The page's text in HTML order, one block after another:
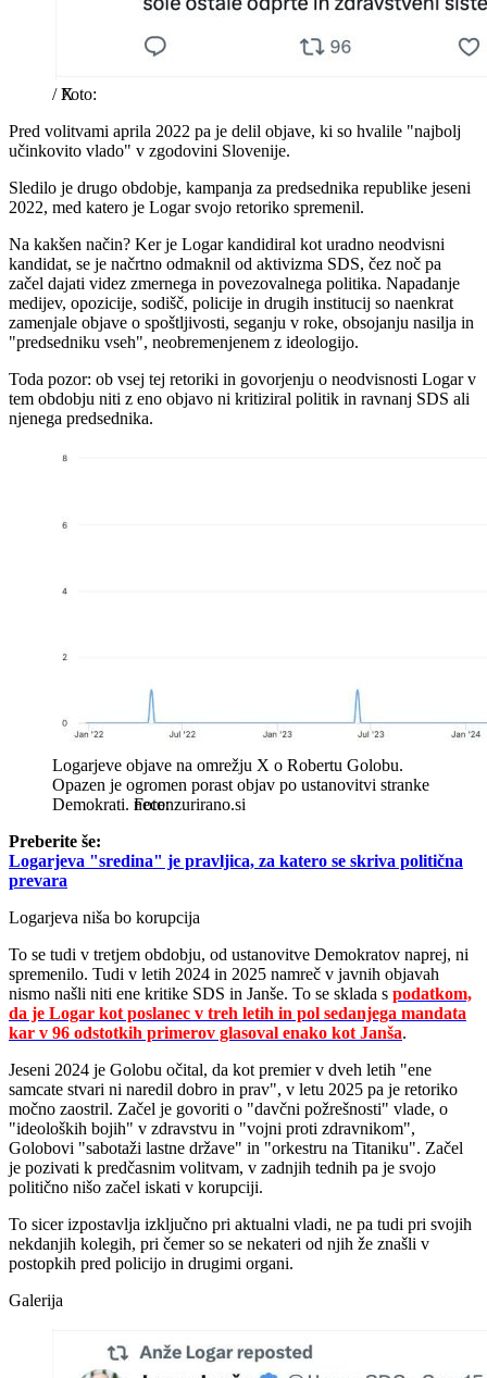
/X
Pred volitvami aprila 2022 pa je delil objave, ki so hvalile "najbolj
učinkovito vlado" v zgodovini Slovenije.
Sledilo je drugo obdobje, kampanja za predsednika republike jeseni
2022, med katero je Logar svojo retoriko spremenil.
Na kakšen način? Ker je Logar kandidiral kot uradno neodvisni
kandidat, se je načrtno odmaknil od aktivizma SDS, čez noč pa
začel dajati videz zmernega in povezovalnega politika. Napadanje
medijev, opozicije, sodišč, policije in drugih institucij so naenkrat
zamenjale objave o spoštljivosti, seganju v roke, obsojanju nasilja in
"predsedniku vseh", neobremenjenem z ideologijo.
Toda pozor: ob vsej tej retoriki in govorjenju o neodvisnosti Logar v
tem obdobju niti z eno objavo ni kritiziral politik in ravnanj SDS ali
njenega predsednika.
Logarjeve objave na omrežju X o Robertu Golobu.
Opazen je ogromen porast objav po ustanovitvi stranke
Demokrati. necenzurirano.si
Preberite še:
Logarjeva "sredina" je pravljica, za katero se skriva politična
prevara
Logarjeva niša bo korupcija
To se tudi v tretjem obdobju, od ustanovitve Demokratov naprej, ni
spremenilo. Tudi v letih 2024 in 2025 namreč v javnih objavah
nismo našli niti ene kritike SDS in Janše. To se sklada s podatkom,
da je Logar kot poslanec v treh letih in pol sedanjega mandata
kar v 96 odstotkih primerov glasoval enako kot Janša.
Jeseni 2024 je Golobu očital, da kot premier v dveh letih "ene
samcate stvari ni naredil dobro in prav", v letu 2025 pa je retoriko
močno zaostril. Začel je govoriti o "davčni požrešnosti" vlade, o
"ideoloških bojih" v zdravstvu in "vojni proti zdravnikom",
Golobovi "sabotaži lastne države" in "orkestru na Titaniku". Začel
je pozivati k predčasnim volitvam, v zadnjih tednih pa je svojo
politično nišo začel iskati v korupciji.
To sicer izpostavlja izključno pri aktualni vladi, ne pa tudi pri svojih
nekdanjih kolegih, pri čemer so se nekateri od njih že znašli v
postopkih pred policijo in drugimi organi.
Galerija